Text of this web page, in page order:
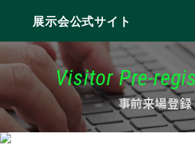
展示会公式サイト
Visitor Pre-
事前来場登録